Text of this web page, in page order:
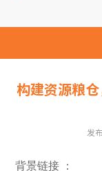
构建资源粮
发
背景链接 ：